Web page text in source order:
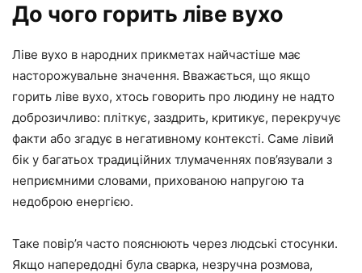
До чого горить ліве вухо
Ліве вухо в народних прикметах найчастіше має
насторожувальне значення. Вважається, що якщо
горить ліве вухо, хтось говорить про людину не надто
доброзичливо: пліткує, заздрить, критикує, перекручує
факти або згадує в негативному контексті. Саме лівий
бік у багатьох традиційних тлумаченнях пов’язували з
неприємними словами, прихованою напругою та
недоброю енергією.
Таке повір’я часто пояснюють через людські стосунки.
Якщо напередодні була сварка, незручна розмова,